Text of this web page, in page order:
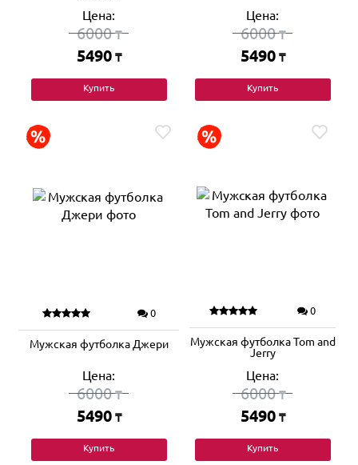
Цена:
6000₸
5490 ₸
Купить
Цена:
6000₸
5490 ₸
Купить
0
Мужская футболка Джери
Цена:
6000₸
5490 ₸
Купить
0
Мужская футболка Tom and
Jerry
Цена:
6000₸
5490 ₸
Купить